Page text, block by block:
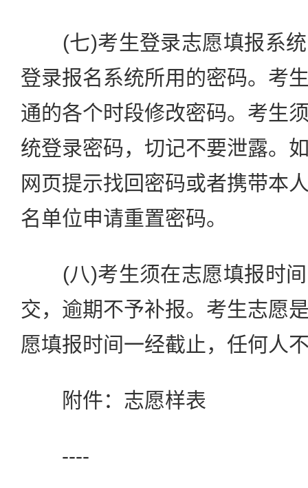
(七)考生登录志愿填报系统
登录报名系统所用的密码。考
通的各个时段修改密码。考生
统登录密码，切记不要泄露。
网页提示找回密码或者携带本
名单位申请重置密码。
(八)考生须在志愿填报时间
交，逾期不予补报。考生志愿
愿填报时间一经截止，任何人
附件：志愿样表
----